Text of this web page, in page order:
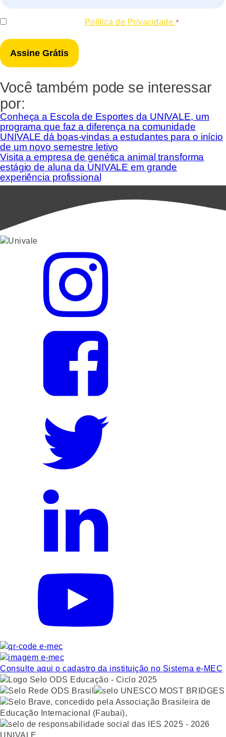
Consentir Política de Privacidade. *
Você também pode se interessar
por:
Conheça a Escola de Esportes da UNIVALE, um
programa que faz a diferença na comunidade
UNIVALE dá boas-vindas a estudantes para o início
de um novo semestre letivo
Visita a empresa de genética animal transforma
estágio de aluna da UNIVALE em grande
experiência profissional
Consulte aqui o cadastro da instituição no Sistema e-MEC